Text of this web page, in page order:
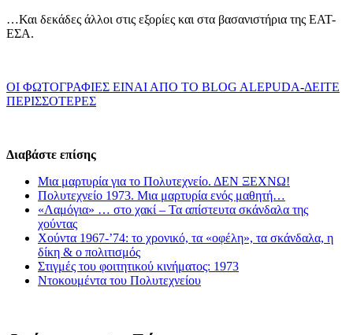
…Και δεκάδες άλλοι στις εξορίες και στα βασανιστήρια της ΕΑΤ-
ΕΣΑ.
ΟΙ ΦΩΤΟΓΡΑΦΙΕΣ ΕΙΝΑΙ ΑΠΟ ΤΟ ΒLOG ALEPUDA-ΔΕΙΤΕ
ΠΕΡΙΣΣΟΤΕΡΕΣ
Διαβάστε επίσης
Μια μαρτυρία για το Πολυτεχνείο. ΔΕΝ ΞΕΧΝΩ!
Πολυτεχνείο 1973. Μια μαρτυρία ενός μαθητή…
«Λαμόγια» … στο χακί – Τα απίστευτα σκάνδαλα της
χούντας
Χούντα 1967-’74: το χρονικό, τα «οφέλη», τα σκάνδαλα, η
δίκη & ο πολιτισμός
Στιγμές του φοιτητικού κινήματος: 1973
Ντοκουμέντα του Πολυτεχνείου